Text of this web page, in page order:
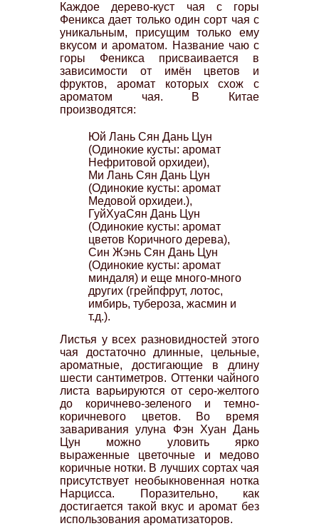
Каждое дерево-куст чая с горы
Феникса дает только один сорт чая с
уникальным, присущим только ему
вкусом и ароматом. Название чаю с
горы Феникса присваивается в
зависимости от имён цветов и
фруктов, аромат которых схож с
ароматом чая. В Китае
производятся:
Юй Лань Сян Дань Цун
(Одинокие кусты: аромат
Нефритовой орхидеи),
Ми Лань Сян Дань Цун
(Одинокие кусты: аромат
Медовой орхидеи.),
ГуйХуаСян Дань Цун
(Одинокие кусты: аромат
цветов Коричного дерева),
Син Жэнь Сян Дань Цун
(Одинокие кусты: аромат
миндаля) и еще много-много
других (грейпфрут, лотос,
имбирь, тубероза, жасмин и
т.д.).
Листья у всех разновидностей этого
чая достаточно длинные, цельные,
ароматные, достигающие в длину
шести сантиметров. Оттенки чайного
листа варьируются от серо-желтого
до коричнево-зеленого и темно-
коричневого цветов. Во время
заваривания улуна Фэн Хуан Дань
Цун можно уловить ярко
выраженные цветочные и медово
коричные нотки. В лучших сортах чая
присутствует необыкновенная нотка
Нарцисса. Поразительно, как
достигается такой вкус и аромат без
использования ароматизаторов.